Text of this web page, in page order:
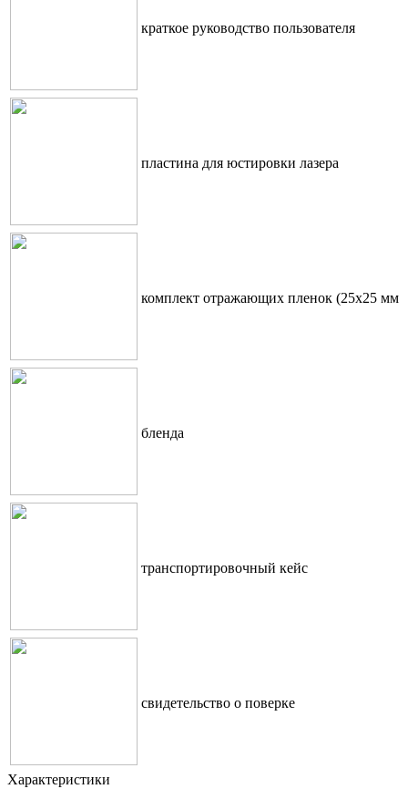
краткое руководство пользователя
пластина для юстировки лазера
комплект отражающих пленок (25x25 мм
бленда
транспортировочный кейс
свидетельство о поверке
Характеристики